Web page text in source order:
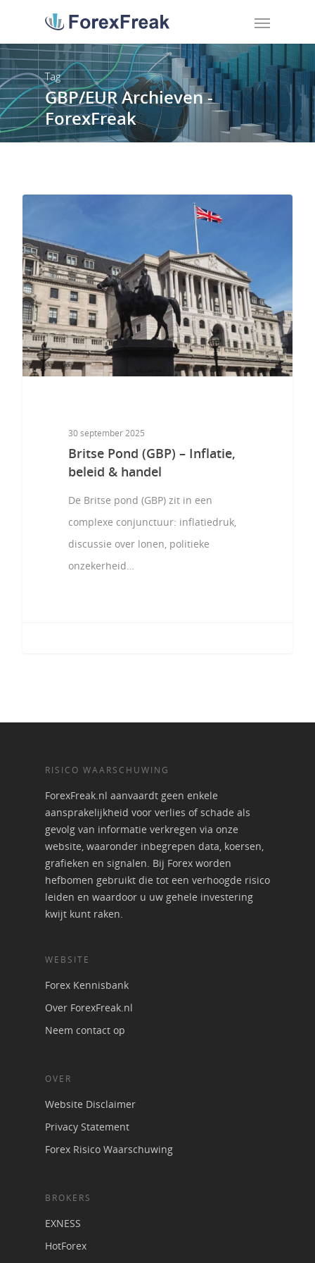
Tag
GBP/EUR Archieven -
ForexFreak
30 september 2025
Britse Pond (GBP) – Inflatie,
beleid & handel
De Britse pond (GBP) zit in een
complexe conjunctuur: inflatiedruk,
discussie over lonen, politieke
onzekerheid…
RISICO WAARSCHUWING
ForexFreak.nl aanvaardt geen enkele
aansprakelijkheid voor verlies of schade als
gevolg van informatie verkregen via onze
website, waaronder inbegrepen data, koersen,
grafieken en signalen. Bij Forex worden
hefbomen gebruikt die tot een verhoogde risico
leiden en waardoor u uw gehele investering
kwijt kunt raken.
WEBSITE
Forex Kennisbank
Over ForexFreak.nl
Neem contact op
OVER
Website Disclaimer
Privacy Statement
Forex Risico Waarschuwing
BROKERS
EXNESS
HotForex